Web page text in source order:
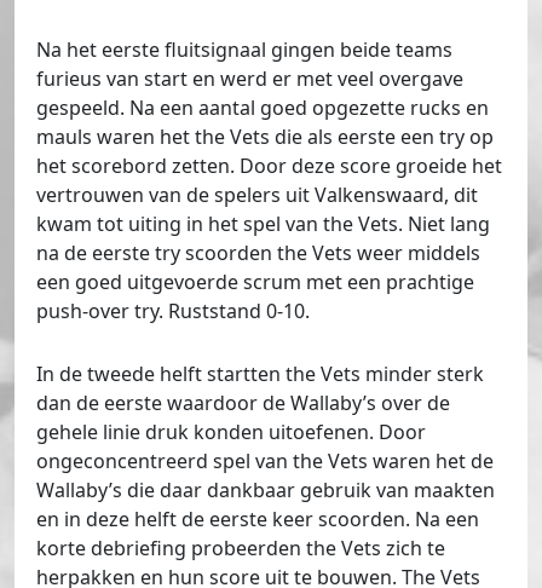
Na het eerste fluitsignaal gingen beide teams
furieus van start en werd er met veel overgave
gespeeld. Na een aantal goed opgezette rucks en
mauls waren het the Vets die als eerste een try op
het scorebord zetten. Door deze score groeide het
vertrouwen van de spelers uit Valkenswaard, dit
kwam tot uiting in het spel van the Vets. Niet lang
na de eerste try scoorden the Vets weer middels
een goed uitgevoerde scrum met een prachtige
push-over try. Ruststand 0-10.
In de tweede helft startten the Vets minder sterk
dan de eerste waardoor de Wallaby’s over de
gehele linie druk konden uitoefenen. Door
ongeconcentreerd spel van the Vets waren het de
Wallaby’s die daar dankbaar gebruik van maakten
en in deze helft de eerste keer scoorden. Na een
korte debriefing probeerden the Vets zich te
herpakken en hun score uit te bouwen. The Vets